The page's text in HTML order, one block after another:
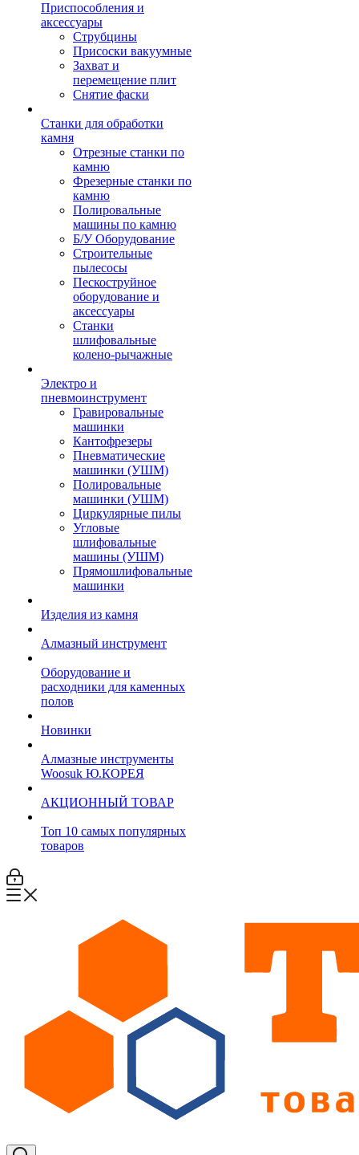
Приспособления и
аксессуары
Струбцины
Присоски вакуумные
Захват и
перемещение плит
Снятие фаски
Станки для обработки
камня
Отрезные станки по
камню
Фрезерные станки по
камню
Полировальные
машины по камню
Б/У Оборудование
Строительные
пылесосы
Пескоструйное
оборудование и
аксессуары
Станки
шлифовальные
колено-рычажные
Электро и
пневмоинструмент
Гравировальные
машинки
Кантофрезеры
Пневматические
машинки (УШМ)
Полировальные
машинки (УШМ)
Циркулярные пилы
Угловые
шлифовальные
машины (УШМ)
Прямошлифовальные
машинки
Изделия из камня
Алмазный инструмент
Оборудование и
расходники для каменных
полов
Новинки
Алмазные инструменты
Woosuk Ю.КОРЕЯ
АКЦИОННЫЙ ТОВАР
Топ 10 самых популярных
товаров